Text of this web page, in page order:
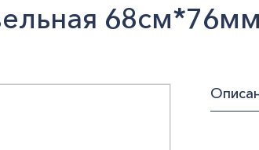
Гарантия68см*76мм